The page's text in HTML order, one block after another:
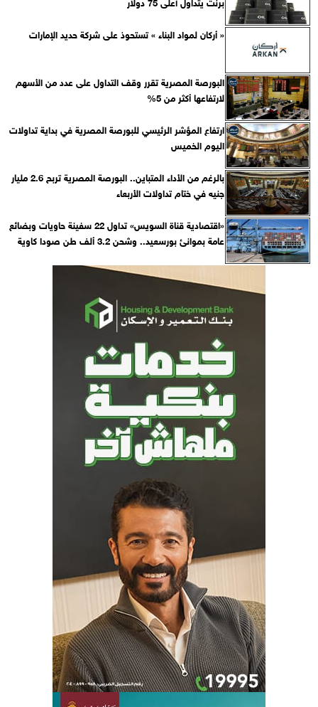
« أركان لمواد البناء » تستحوذ على شركة حديد الإمارات
البورصة المصرية تقرر وقف التداول على عدد من الأسهم
لارتفاعها أكثر من 5%
ارتفاع المؤشر الرئيسي للبورصة المصرية في بداية تداولات
اليوم الخميس
بالرغم من الأداء المتباين.. البورصة المصرية تربح 2.6 مليار
جنيه في ختام تداولات الأربعاء
«اقتصادية قناة السويس» تداول 22 سفينة حاويات وبضائع
عامة بموانئ بورسعيد.. وشحن 3.2 ألف طن صودا كاوية